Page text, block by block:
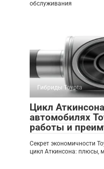
обслуживания
Гибриды Toyota
Цикл
автомобилях
работы и
Секрет экономичности
цикл Аткинсона: плюсы,